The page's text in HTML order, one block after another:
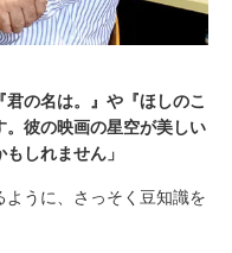
君の名は。』や『ほしのこ
。彼の映画の星空が美しい
しれません」
うに、さっそく豆知識を